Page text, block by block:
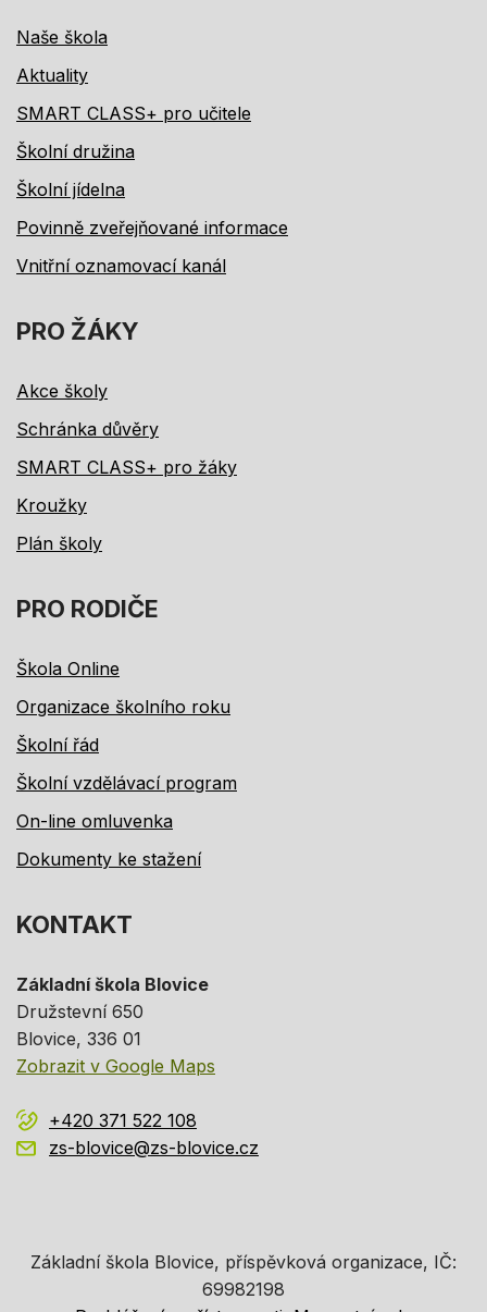
Naše škola
Aktuality
SMART CLASS+ pro učitele
Školní družina
Školní jídelna
Povinně zveřejňované informace
Vnitřní oznamovací kanál
PRO ŽÁKY
Akce školy
Schránka důvěry
SMART CLASS+ pro žáky
Kroužky
Plán školy
PRO RODIČE
Škola Online
Organizace školního roku
Školní řád
Školní vzdělávací program
On-line omluvenka
Dokumenty ke stažení
KONTAKT
Základní škola Blovice
Družstevní 650
Blovice, 336 01
Zobrazit v Google Maps
+420 371 522 108
zs-blovice@zs-blovice.cz
Základní škola Blovice, příspěvková organizace, IČ:
69982198